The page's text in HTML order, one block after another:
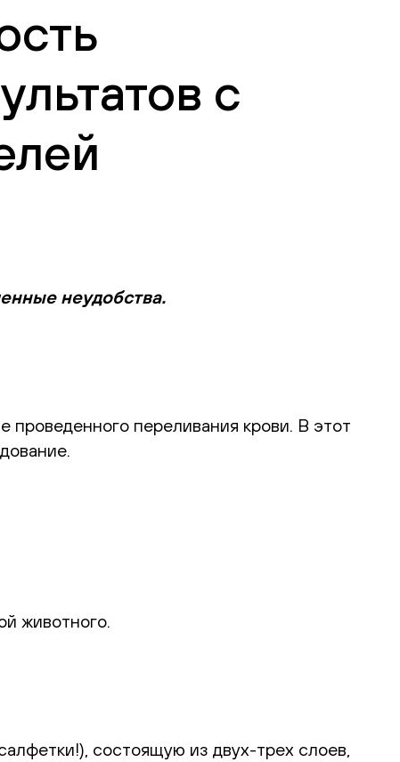
с
неудобства.
проведенного переливания крови. В этот
животного.
состоящую из двух-трех слоев,